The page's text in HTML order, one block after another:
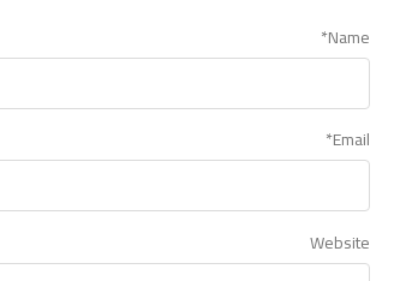
Name
*
Email
*
Website